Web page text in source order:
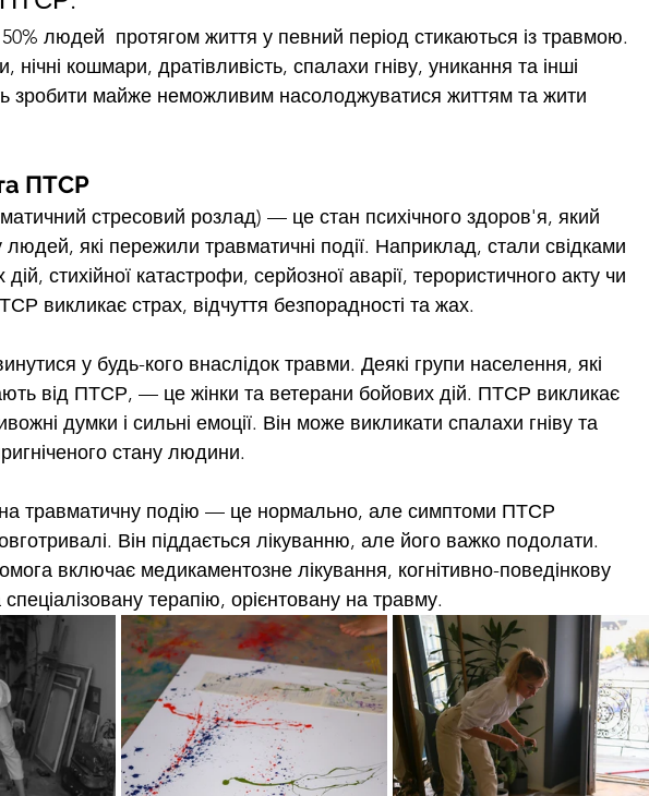
людей  протягом життя у певний період стикаються із травмою.
нічні кошмари, дратівливість, спалахи гніву, уникання та інші
зробити майже неможливим насолоджуватися життям та жити
ПТСР
стресовий розлад) — це стан психічного здоров'я, який
які пережили травматичні події. Наприклад, стали свідками
стихійної катастрофи, серйозної аварії, терористичного акту чи
викликає страх, відчуття безпорадності та жах.
у будь-кого внаслідок травми. Деякі групи населення, які
від ПТСР, — це жінки та ветерани бойових дій. ПТСР викликає
думки і сильні емоції. Він може викликати спалахи гніву та
стану людини.
травматичну подію — це нормально, але симптоми ПТСР
Він піддається лікуванню, але його важко подолати.
включає медикаментозне лікування, когнітивно-поведінкову
терапію, орієнтовану на травму.